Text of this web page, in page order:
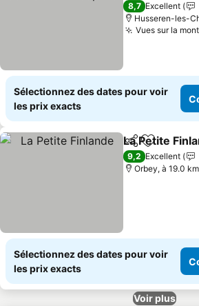
8,7 Excellent
Husseren-les-
Vues sur la
Sélectionnez des dates pour voir
les prix exacts
PartagerAjouter à
La Petite
9,2 Excellent
Orbey, à 19.0
Sélectionnez des dates pour voir
les prix exacts
Voir plus